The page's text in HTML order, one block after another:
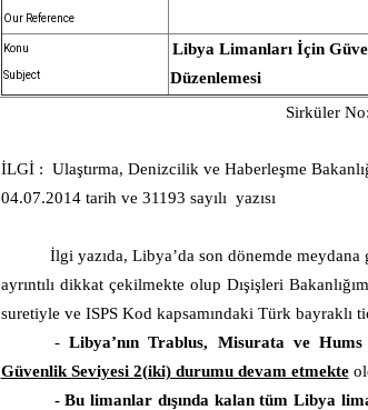
Our Reference
Konu
Subject
Libya Limanları İçin
Düzenlemesi
Sirküler No:
İLGİ : Ulaştırma, Denizcilik ve Haberleşme
04.07.2014 tarih ve 31193 sayılı yazısı
İlgi yazıda, Libya’da son dönemde
ayrıntılı dikkat çekilmekte olup Dışişleri
suretiyle ve ISPS Kod kapsamındaki Türk bayraklı
- Libya’nın Trablus, Misurata ve
Güvenlik Seviyesi 2(iki) durumu devam etmekte
- Bu limanlar dışında kalan tüm Libya